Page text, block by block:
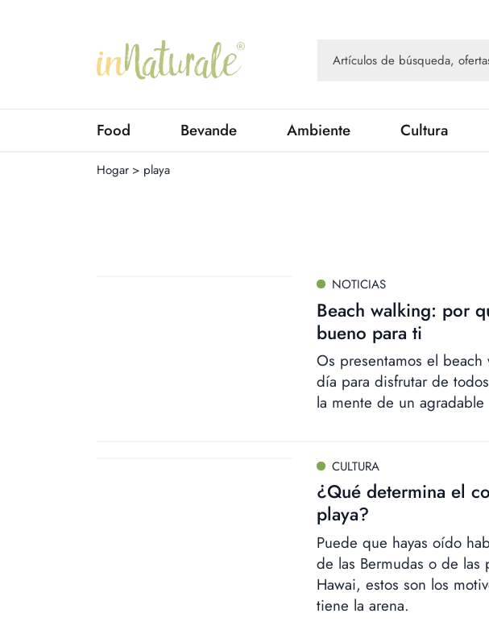
Food Bevande Ambiente Cultura
Hogar > playa
NOTICIAS
Beach walking: por
bueno para ti
Os presentamos el
día para disfrutar de
la mente de un
CULTURA
¿Qué determina el
playa?
Puede que hayas oído
de las Bermudas o de las
Hawai, estos son los
tiene la arena.